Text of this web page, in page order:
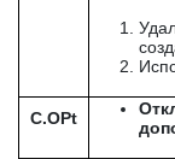
C.OPt